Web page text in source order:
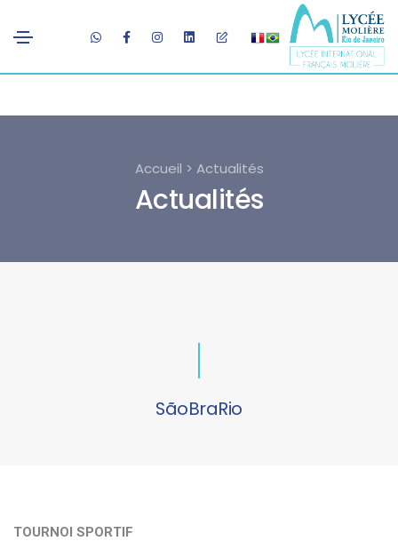
Accueil > Actualités
Actualités
SãoBraRio
TOURNOI SPORTIF